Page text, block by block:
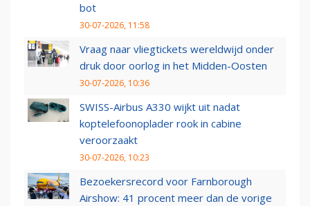
bot
30-07-2026, 11:58
Vraag naar vliegtickets wereldwijd onder
druk door oorlog in het Midden-Oosten
30-07-2026, 10:36
SWISS-Airbus A330 wijkt uit nadat
koptelefoonoplader rook in cabine
veroorzaakt
30-07-2026, 10:23
Bezoekersrecord voor Farnborough
Airshow: 41 procent meer dan de vorige